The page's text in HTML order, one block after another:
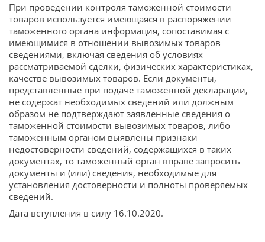
При проведении контроля таможенной стоимости
товаров используется имеющаяся в распоряжении
таможенного органа информация, сопоставимая с
имеющимися в отношении вывозимых товаров
сведениями, включая сведения об условиях
рассматриваемой сделки, физических характеристиках,
качестве вывозимых товаров. Если документы,
представленные при подаче таможенной декларации,
не содержат необходимых сведений или должным
образом не подтверждают заявленные сведения о
таможенной стоимости вывозимых товаров, либо
таможенным органом выявлены признаки
недостоверности сведений, содержащихся в таких
документах, то таможенный орган вправе запросить
документы и (или) сведения, необходимые для
установления достоверности и полноты проверяемых
сведений.
Дата вступления в силу 16.10.2020.